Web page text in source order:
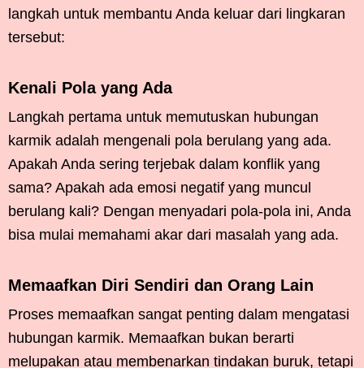
langkah untuk membantu Anda keluar dari lingkaran
tersebut:
Kenali Pola yang Ada
Langkah pertama untuk memutuskan hubungan
karmik adalah mengenali pola berulang yang ada.
Apakah Anda sering terjebak dalam konflik yang
sama? Apakah ada emosi negatif yang muncul
berulang kali? Dengan menyadari pola-pola ini, Anda
bisa mulai memahami akar dari masalah yang ada.
Memaafkan Diri Sendiri dan Orang Lain
Proses memaafkan sangat penting dalam mengatasi
hubungan karmik. Memaafkan bukan berarti
melupakan atau membenarkan tindakan buruk, tetapi